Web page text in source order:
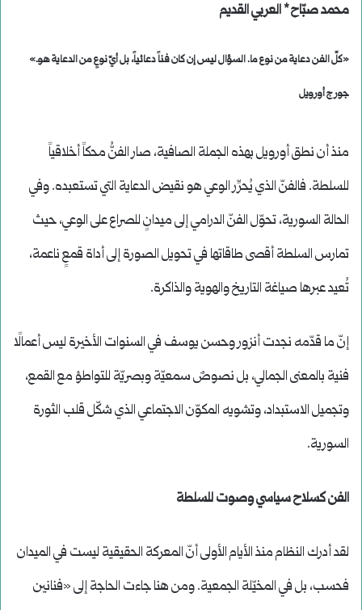
محمد صبّاح * العربي القديم
«كلّ الفن دعاية من نوع ما. السؤال ليس إن كان فناً دعائياً، بل أيّ نوعٍ من الدعاية هو.»
جورج أورويل
منذ أن نطق أورويل بهذه الجملة الصافية، صار الفنُّ محكاً أخلاقياً
للسلطة. فالفنّ الذي يُحرِّر الوعي هو نقيض الدعاية التي تستعبده. وفي
الحالة السورية، تحوّل الفنّ الدرامي إلى ميدانٍ للصراع على الوعي، حيث
تمارس السلطة أقصى طاقاتها في تحويل الصورة إلى أداة قمعٍ ناعمة،
تُعيد عبرها صياغة التاريخ والهوية والذاكرة.
إنّ ما قدّمه نجدت أنزور وحسن يوسف في السنوات الأخيرة ليس أعمالًا
فنية بالمعنى الجمالي، بل نصوصٌ سمعيّة وبصريّة للتواطؤ مع القمع،
وتجميل الاستبداد، وتشويه المكوّن الاجتماعي الذي شكّل قلب الثورة
السورية.
الفن كسلاح سياسي وصوت للسلطة
لقد أدرك النظام منذ الأيام الأولى أنّ المعركة الحقيقية ليست في الميدان
فحسب، بل في المخيّلة الجمعية. ومن هنا جاءت الحاجة إلى «فنانين